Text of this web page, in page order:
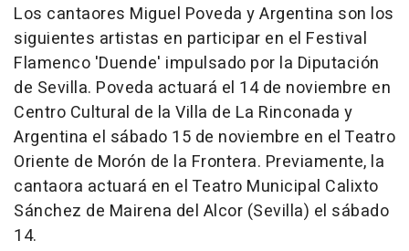
Los cantaores Miguel Poveda y Argentina son los
siguientes artistas en participar en el Festival
Flamenco 'Duende' impulsado por la Diputación
de Sevilla. Poveda actuará el 14 de noviembre en
Centro Cultural de la Villa de La Rinconada y
Argentina el sábado 15 de noviembre en el Teatro
Oriente de Morón de la Frontera. Previamente, la
cantaora actuará en el Teatro Municipal Calixto
Sánchez de Mairena del Alcor (Sevilla) el sábado
14.